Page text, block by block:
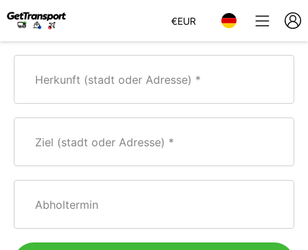
€EUR
Herkunft (stadt oder Adresse)
Ziel (stadt oder Adresse)
Abholtermin